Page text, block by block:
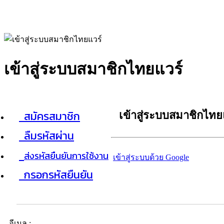
เข้าสู่ระบบสมาชิกไทยแวร์
สมัครสมาชิก
ลืมรหัสผ่าน
ส่งรหัสยืนยันการใช้งาน
กรอกรหัสยืนยัน
เข้าสู่ระบบสมาชิกไท
เข้าสู่ระบบด้วย Google